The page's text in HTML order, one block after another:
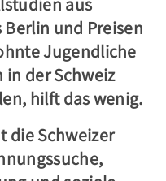
und Preisen
Jugendliche
in der Schweiz
hilft das wenig.
die Schweizer